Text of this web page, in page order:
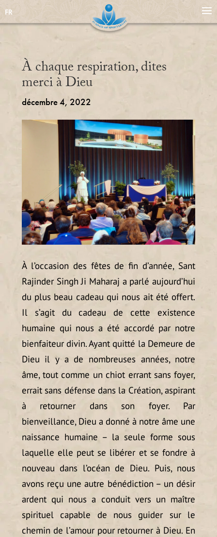
FR
À chaque respiration, dites
merci à Dieu
décembre 4, 2022
À l’occasion des fêtes de fin d’année, Sant
Rajinder Singh Ji Maharaj a parlé aujourd’hui
du plus beau cadeau qui nous ait été offert.
Il s’agit du cadeau de cette existence
humaine qui nous a été accordé par notre
bienfaiteur divin. Ayant quitté la Demeure de
Dieu il y a de nombreuses années, notre
âme, tout comme un chiot errant sans foyer,
errait sans défense dans la Création, aspirant
à retourner dans son foyer. Par
bienveillance, Dieu a donné à notre âme une
naissance humaine – la seule forme sous
laquelle elle peut se libérer et se fondre à
nouveau dans l’océan de Dieu. Puis, nous
avons reçu une autre bénédiction – un désir
ardent qui nous a conduit vers un maître
spirituel capable de nous guider sur le
chemin de l’amour pour retourner à Dieu. En